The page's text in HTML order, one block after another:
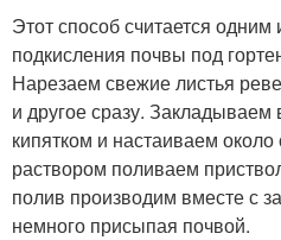
Этот способ считается
подкисления почвы под
Нарезаем свежие листья
и другое сразу.
кипятком и настаиваем около
раствором поливаем
полив производим вместе с
немного присыпая почвой.